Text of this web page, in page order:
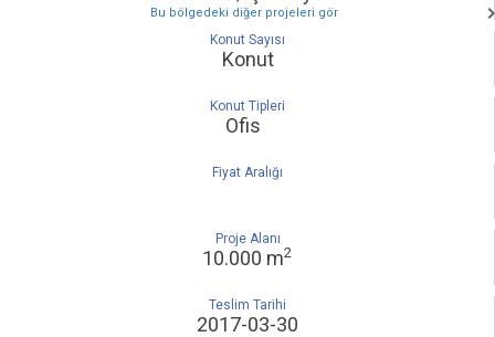
Bu bölgedeki diğer projeleri gör
Konut Sayısı
Konut
Konut Tipleri
Ofis
Fiyat Aralığı
Proje Alanı
10.000 m2
Teslim Tarihi
2017-03-30